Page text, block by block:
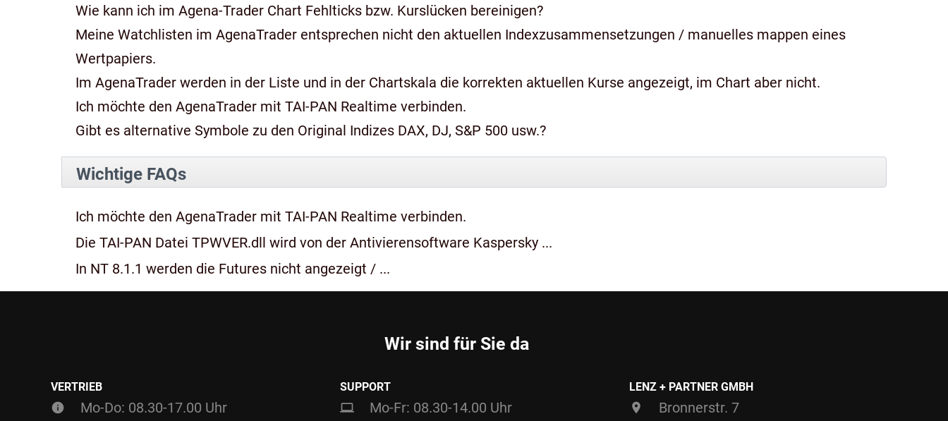
Wie kann ich im Agena-Trader Chart Fehlticks bzw. Kurslücken bereinigen?
Meine Watchlisten im AgenaTrader entsprechen nicht den aktuellen Indexzusammensetzungen / manuelles mappen eines
Wertpapiers.
Im AgenaTrader werden in der Liste und in der Chartskala die korrekten aktuellen Kurse angezeigt, im Chart aber nicht.
Ich möchte den AgenaTrader mit TAI-PAN Realtime verbinden.
Gibt es alternative Symbole zu den Original Indizes DAX, DJ, S&P 500 usw.?
Wichtige FAQs
Ich möchte den AgenaTrader mit TAI-PAN Realtime verbinden.
Die TAI-PAN Datei TPWVER.dll wird von der Antivierensoftware Kaspersky ...
In NT 8.1.1 werden die Futures nicht angezeigt / ...
Wir sind für Sie da
VERTRIEB
Mo-Do: 08.30-17.00 Uhr
SUPPORT
Mo-Fr: 08.30-14.00 Uhr
LENZ + PARTNER GMBH
Bronnerstr. 7